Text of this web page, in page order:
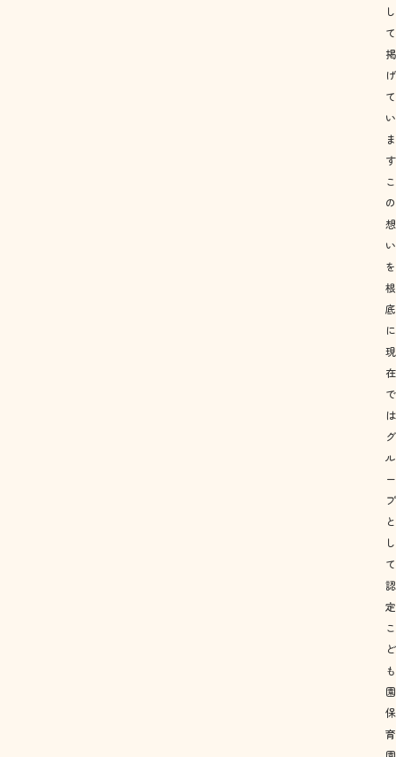
し
て
掲
げ
て
い
ま
こ
の
想
い
を
根
底
現
在
で
は
グ
ル
ー
プ
と
し
て
認
定
こ
ど
も
保
育